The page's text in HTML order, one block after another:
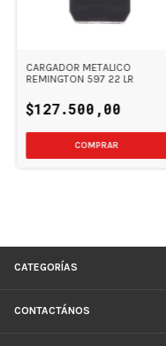
CARGADOR METALICO
REMINGTON 597 22 LR
$127.500,00
CATEGORÍAS
CONTACTÁNOS